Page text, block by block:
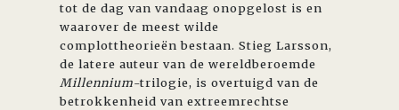
tot de dag van vandaag onopgelost is en
waarover de meest wilde
complottheorieën bestaan. Stieg Larsson,
de latere auteur van de wereldberoemde
Millennium-trilogie, is overtuigd van de
betrokkenheid van extreemrechtse